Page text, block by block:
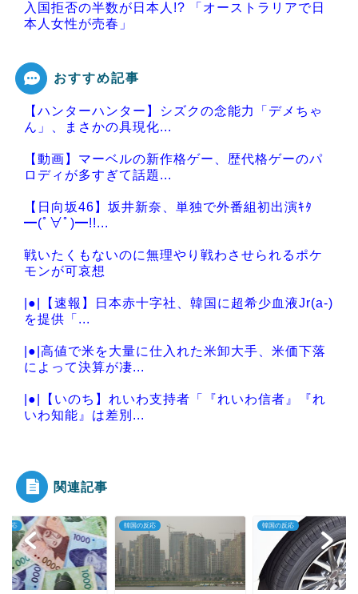
入国拒否の半数が日本人!? 「オーストラリアで日
本人女性が売春」
Powered by livedoor 相互RSS
おすすめ記事
【ハンターハンター】シズクの念能力「デメちゃ
ん」、まさかの具現化...
【動画】マーベルの新作格ゲー、歴代格ゲーのパ
ロディが多すぎて話題...
【日向坂46】坂井新奈、単独で外番組初出演ｷﾀ
━(ﾟ∀ﾟ)━!!...
戦いたくもないのに無理やり戦わさせられるポケ
モンが可哀想
|●|【速報】日本赤十字社、韓国に超希少血液Jr(a-)
を提供「...
|●|高値で米を大量に仕入れた米卸大手、米価下落
によって決算が凄...
|●|【いのち】れいわ支持者「『れいわ信者』『れ
いわ知能』は差別...
Powered by livedoor 相互RSS
関連記事
反応 韓国の反応 韓国の反応